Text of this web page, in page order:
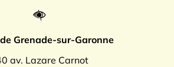
Grenade-sur-Garonne
av. Lazare Carnot